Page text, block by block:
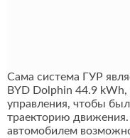
Сама система ГУР
BYD Dolphin 44.9 kWh,
управления, чтобы
траекторию
автомобилем